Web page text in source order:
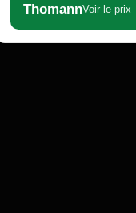
ThomannVoir le